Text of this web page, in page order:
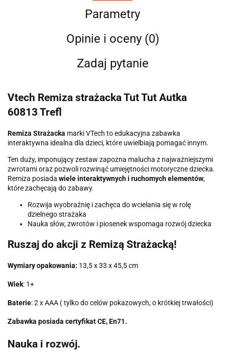
Parametry
Opinie i oceny (0)
Zadaj pytanie
Vtech Remiza strażacka Tut Tut Autka
60813 Trefl
Remiza Strażacka marki VTech to edukacyjna zabawka
interaktywna idealna dla dzieci, które uwielbiają pomagać innym.
Ten duży, imponujący zestaw zapozna malucha z najważniejszymi
zwrotami oraz pozwoli rozwinąć umiejętności motoryczne dziecka.
Remiza posiada wiele interaktywnych i ruchomych elementów,
które zachęcają do zabawy.
Rozwija wyobraźnię i zachęca do wcielania się w rolę
dzielnego strażaka
Nauka słów, zwrotów i piosenek wspomaga rozwój dziecka
Ruszaj do akcji z Remizą Strażacką!
Wymiary opakowania: 13,5 x 33 x 45,5 cm
Wiek: 1+
Baterie: 2 x AAA ( tylko do celów pokazowych, o krótkiej trwałości)
Zabawka posiada certyfikat CE, En71.
Nauka i rozwój.